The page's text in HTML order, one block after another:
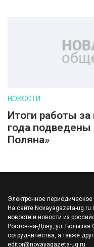
НОВОСТИ
Итоги работы за
года подведены
Поляна»
Электронное
На сайте Novayagazeta-
новости и новости из
Ростов-на-Дону, ул.
сотрудничества, а также
editor@novayagazeta-ug.ru